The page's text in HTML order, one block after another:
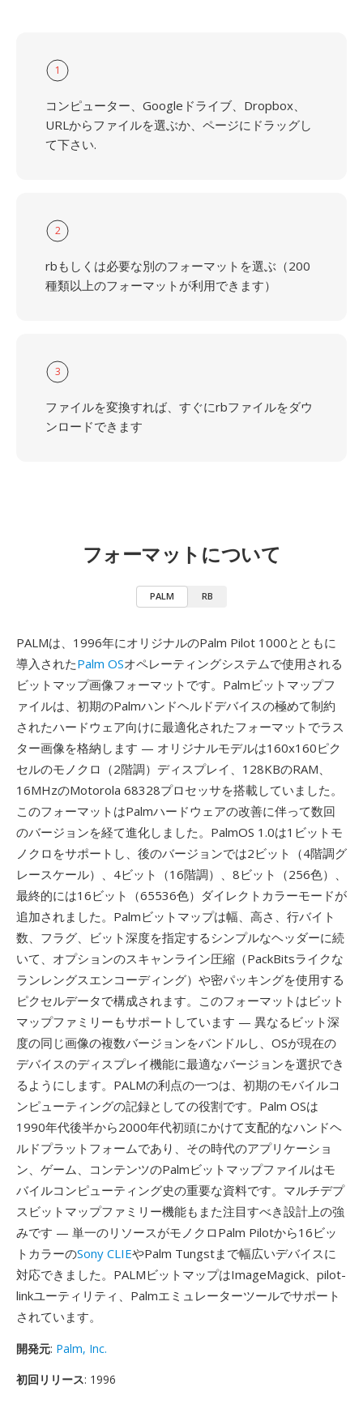
1
コンピューター、Googleドライブ、Dropbox、
URLからファイルを選ぶか、ページにドラッグし
て下さい.
2
rbもしくは必要な別のフォーマットを選ぶ（200
種類以上のフォーマットが利用できます）
3
ファイルを変換すれば、すぐにrbファイルをダウ
ンロードできます
フォーマットについて
PALM RB
PALMは、1996年にオリジナルのPalm Pilot 1000とともに
導入されたPalm OSオペレーティングシステムで使用される
ビットマップ画像フォーマットです。Palmビットマップフ
ァイルは、初期のPalmハンドヘルドデバイスの極めて制約
されたハードウェア向けに最適化されたフォーマットでラス
ター画像を格納します — オリジナルモデルは160x160ピク
セルのモノクロ（2階調）ディスプレイ、128KBのRAM、
16MHzのMotorola 68328プロセッサを搭載していました。
このフォーマットはPalmハードウェアの改善に伴って数回
のバージョンを経て進化しました。PalmOS 1.0は1ビットモ
ノクロをサポートし、後のバージョンでは2ビット（4階調グ
レースケール）、4ビット（16階調）、8ビット（256色）、
最終的には16ビット（65536色）ダイレクトカラーモードが
追加されました。Palmビットマップは幅、高さ、行バイト
数、フラグ、ビット深度を指定するシンプルなヘッダーに続
いて、オプションのスキャンライン圧縮（PackBitsライクな
ランレングスエンコーディング）や密パッキングを使用する
ピクセルデータで構成されます。このフォーマットはビット
マップファミリーもサポートしています — 異なるビット深
度の同じ画像の複数バージョンをバンドルし、OSが現在の
デバイスのディスプレイ機能に最適なバージョンを選択でき
るようにします。PALMの利点の一つは、初期のモバイルコ
ンピューティングの記録としての役割です。Palm OSは
1990年代後半から2000年代初頭にかけて支配的なハンドヘ
ルドプラットフォームであり、その時代のアプリケーショ
ン、ゲーム、コンテンツのPalmビットマップファイルはモ
バイルコンピューティング史の重要な資料です。マルチデプ
スビットマップファミリー機能もまた注目すべき設計上の強
みです — 単一のリソースがモノクロPalm Pilotから16ビッ
トカラーのSony CLIEやPalm Tungstまで幅広いデバイスに
対応できました。PALMビットマップはImageMagick、pilot-
linkユーティリティ、Palmエミュレーターツールでサポート
されています。
開発元: Palm, Inc.
初回リリース: 1996